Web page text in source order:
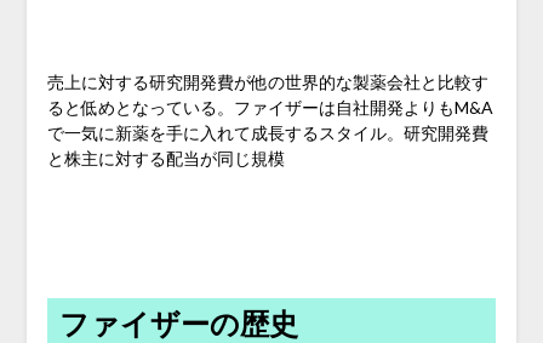
売上に対する研究開発費が他の世界的な製薬会社と比較す
ると低めとなっている。ファイザーは自社開発よりもM&A
で一気に新薬を手に入れて成長するスタイル。研究開発費
と株主に対する配当が同じ規模
ファイザーの歴史